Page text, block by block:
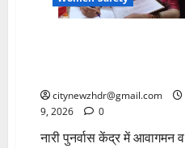
12
रेस्क्यू
से
citynewzhdr@gmail.com
9, 2026
0
नारी पुनर्वास केंद्र में आवागमन व